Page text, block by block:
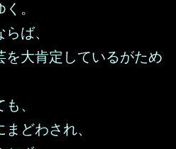
。
ば、
を大肯定しているがため
、
どわされ、